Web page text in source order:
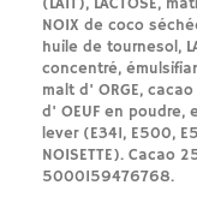
(LAIT), LACTOSE,
NOIX de coco
huile de tournesol,
concentré,
malt d' ORGE,
d' OEUF en poudre,
lever (E341, E500,
NOISETTE). Cacao
5000159476768.